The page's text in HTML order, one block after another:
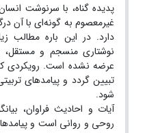
پدیده گناه، با سرنوشت
غیرمعصوم به گونه‌ای با آن
دارد. در این باره مطالب
نوشتاری منسجم و مستقل،
عرضه نشده است. رویکردی که
تبیین گردد و پیامدهای
شود.
آیات و احادیث فراوان،
روحی و روانی است و